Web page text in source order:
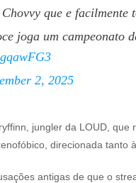
que e facilmente
joga um
2, 2025
jungler da LOUD,
direcionada tanto
antigas de que o